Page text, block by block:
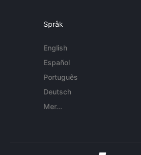
Språk
English
Español
Português
Deutsch
Mer...